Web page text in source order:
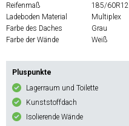
Reifenmaß
185/60R12
Ladeboden Material
Multiplex
Farbe des Daches
Grau
Farbe der Wände
Weiß
Pluspunkte
Lagerraum und Toilette
Kunststoffdach
Isolierende Wände